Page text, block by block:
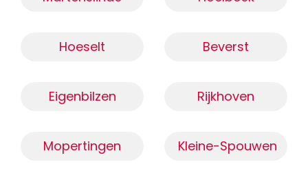
Hoeselt Beverst
Eigenbilzen Rijkhoven
Mopertingen Kleine-Spouwen